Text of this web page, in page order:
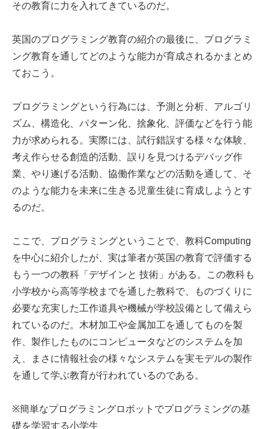
その教育に力を入れてきているのだ。
英国のプログラミング教育の紹介の最後に、プログラミ
ング教育を通してどのような能力が育成されるかまとめ
ておこう。
プログラミングという行為には、予測と分析、アルゴリ
ズム、構造化、パターン化、捨象化、評価などを行う能
力が求められる。実際には、試行錯誤する様々な体験、
考え作らせる創造的活動、誤りを見つけるデバッグ作
業、やり遂げる活動、協働作業などの活動を通して、そ
のような能力を未来に生きる児童生徒に育成しようとす
るのだ。
ここで、プログラミングということで、教科Computing
を中心に紹介したが、実は筆者が英国の教育で評価する
もう一つの教科「デザインと 技術」がある。この教科も
小学校から高等学校までを通した教科で、ものづくりに
必要な充実した工作道具や機械が学校設備として備えら
れているのだ。木材加工や金属加工を通してものを製
作、製作したものにコンピュータなどのシステムを加
え、まさに情報社会の様々なシステムを実モデルの製作
を通して学ぶ教育が行われているのである。
※簡単なプログラミングロボットでプログラミングの基
礎を学習する小学生